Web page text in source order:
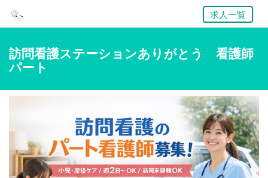
求人一覧
訪問看護ステーションありがとう 看護師
パート